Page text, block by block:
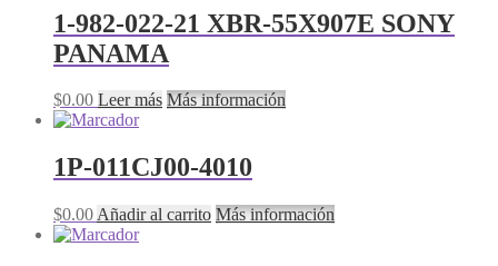
1-982-022-21 XBR-55X907E SONY
PANAMA
$0.00 Leer más Más información
1P-011CJ00-4010
$0.00 Añadir al carrito Más información